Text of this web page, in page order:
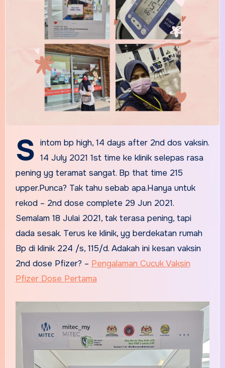
S intom bp high, 14 days after 2nd dos vaksin.
14 July 2021 1st time ke klinik selepas rasa
pening yg teramat sangat. Bp that time 215
upper.Punca? Tak tahu sebab apa.Hanya untuk
rekod – 2nd dose complete 29 Jun 2021.
Semalam 18 Julai 2021, tak terasa pening, tapi
dada sesak. Terus ke klinik, yg berdekatan rumah
Bp di klinik 224 /s, 115/d. Adakah ini kesan vaksin
2nd dose Pfizer? – Pengalaman Cucuk Vaksin
Pfizer Dose Pertama